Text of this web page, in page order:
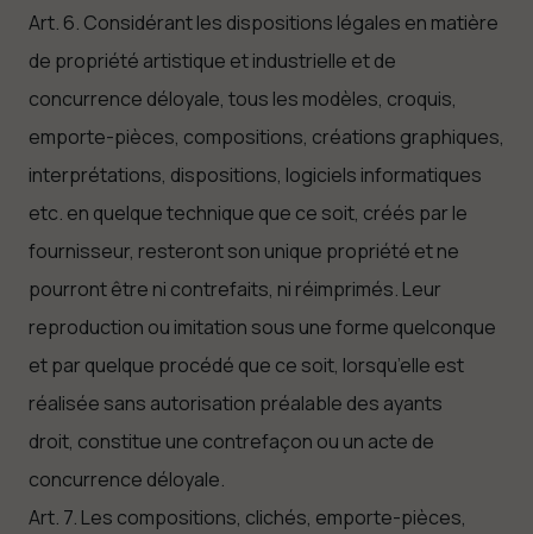
Art. 6. Considérant les dispositions légales en matière
de propriété artistique et industrielle et de
concurrence déloyale, tous les modèles, croquis,
emporte-pièces, compositions, créations graphiques,
interprétations, dispositions, logiciels informatiques
etc. en quelque technique que ce soit, créés par le
fournisseur, resteront son unique propriété et ne
pourront être ni contrefaits, ni réimprimés. Leur
reproduction ou imitation sous une forme quelconque
et par quelque procédé que ce soit, lorsqu’elle est
réalisée sans autorisation préalable des ayants
droit, constitue une contrefaçon ou un acte de
concurrence déloyale.
Art. 7. Les compositions, clichés, emporte-pièces,